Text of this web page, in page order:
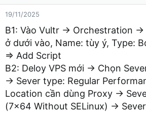
a
r
e
r
19/11/2025
B1: Vào Vultr → Orchestration →
ở dưới vào, Name: tùy ý, Type:
⇒ Add Script
B2: Deloy VPS mới → Chọn
→ Sever type: Regular
Location cần dùng Proxy →
(7x64 Without SELinux) →